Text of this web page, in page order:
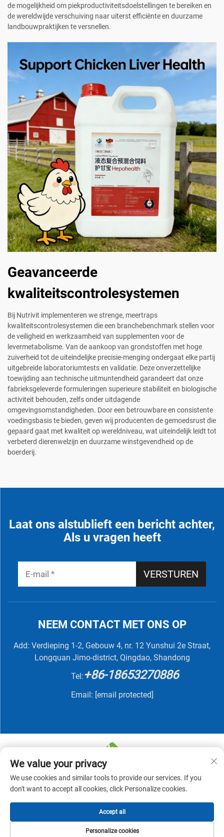
de mogelijkheid om piekproductiviteitsdoelstellingen te bereiken en
de wereldwijde verschuiving naar uiterst efficiënte en duurzame
landbouwpraktijken te versnellen.
Geavanceerde
kwaliteitscontrolesystemen
Bij Nutrivit implementeren we strenge, meertraps
kwaliteitscontrolesystemen die een branchebenchmark stellen voor
de veiligheid en werkzaamheid van supplementen voor de
levermetabolisme. Van de aankoop van grondstoffen met hoge
zuiverheid tot de uiteindelijke precisie-menging ondergaat elke partij
uitgebreide laboratoriumtests en validatie. Deze onverzettelijke
toewijding aan technische uitmuntendheid garandeert dat onze
fabrieksgeleverde formuleringen superieure stabiliteit en biologische
activiteit behouden, zelfs onder uitdagende
omgevingsomstandigheden. Door een betrouwbare en consistente
voedingsbasis te bieden, geven wij producenten de gemoedsrust die
gepaard gaat met kwaliteit op wereldniveau, wat uiteindelijk leidt tot
verbeterd dierenwelzijn en duurzame winstgevendheid op de
boerderij.
Laat ons alstublieft een bericht achter,
Als u vragen heeft
VERSTUREN
NEEM CONTACT MET ONS OP
Add: Verdieping 1-2, Gebouw 4, nr. 12 Yunshui 2e Straat,
Longquan Jimo-district, Qingdao, Shandong
Tel:+86-18653270886
Email: [email protected]
Copyright © 2025 QINGDAO NUTRIVIT BIOTECH CO.,
LTD - Privacybeleid
We value your privacy
We use cookies and similar tools to provide our services. If you
don't want to accept all cookies, click Personalize cookies.
Personalize cookies
Accept all